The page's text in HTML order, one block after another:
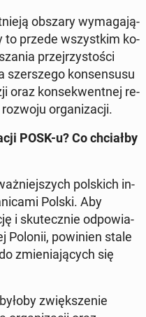
obszary wy­ma­ga­ją­
to przede wszyst­kim ko­
przej­rzy­sto­ści
szer­sze­go kon­sen­su­su
oraz kon­se­kwent­nej re­
or­ga­ni­za­cji.
POSK-u? Co chciał­by
pol­skich in­
Polski. Aby
i sku­tecz­nie od­po­wia­
Polonii, po­wi­nien stale
zmie­nia­ją­cych się
zwięk­sze­nie